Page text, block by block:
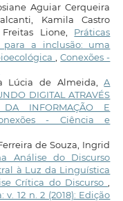
Aguiar Cerqueira
Kamila Castro
Lione, Práticas
para a inclusão: uma
,Conexões -
Lúcia de Almeida,A
DIGITAL ATRAVÉS
DA INFORMAÇÃO E
- Ciência e
de Souza, Ingrid
Análise do Discurso
à Luz da Linguística
Crítica do Discurso
12 n. 2 (2018): Edição